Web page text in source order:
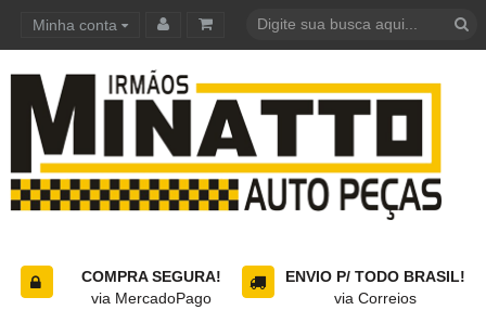
Minha conta
COMPRA SEGURA!
via MercadoPago
ENVIO P/ TODO BRASIL!
via Correios